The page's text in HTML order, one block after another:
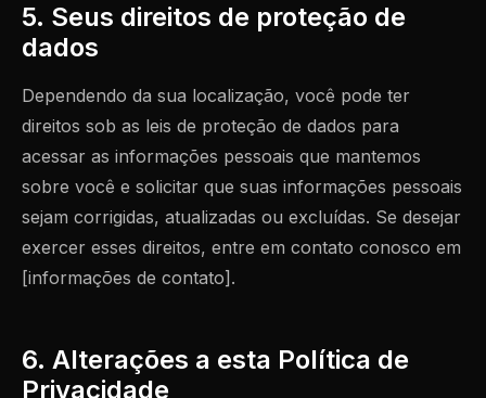
5. Seus direitos de proteção de
dados
Dependendo da sua localização, você pode ter
direitos sob as leis de proteção de dados para
acessar as informações pessoais que mantemos
sobre você e solicitar que suas informações pessoais
sejam corrigidas, atualizadas ou excluídas. Se desejar
exercer esses direitos, entre em contato conosco em
[informações de contato].
6. Alterações a esta Política de
Privacidade